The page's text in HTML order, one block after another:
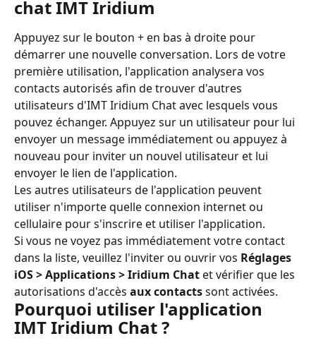
chat IMT Iridium
Appuyez sur le bouton + en bas à droite pour
démarrer une nouvelle conversation. Lors de votre
première utilisation, l'application analysera vos
contacts autorisés afin de trouver d'autres
utilisateurs d'IMT Iridium Chat avec lesquels vous
pouvez échanger. Appuyez sur un utilisateur pour lui
envoyer un message immédiatement ou appuyez à
nouveau pour inviter un nouvel utilisateur et lui
envoyer le lien de l'application.
Les autres utilisateurs de l'application peuvent
utiliser n'importe quelle connexion internet ou
cellulaire pour s'inscrire et utiliser l'application.
Si vous ne voyez pas immédiatement votre contact
dans la liste, veuillez l'inviter ou ouvrir vos Réglages
iOS > Applications > Iridium Chat et vérifier que les
autorisations d'accès aux contacts sont activées.
Pourquoi utiliser l'application
IMT Iridium Chat ?